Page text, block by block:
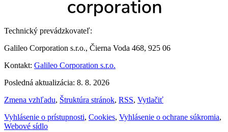
Technický prevádzkovateľ:
Galileo Corporation s.r.o., Čierna Voda 468, 925 06
Kontakt: Galileo Corporation s.r.o.
Posledná aktualizácia: 8. 8. 2026
Zmena vzhľadu, Štruktúra stránok, RSS, Vytlačiť
Vyhlásenie o prístupnosti, Cookies, Vyhlásenie o ochrane súkromia,
Webové sídlo